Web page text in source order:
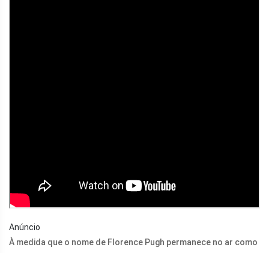
Anúncio
À medida que o nome de Florence Pugh permanece no ar como